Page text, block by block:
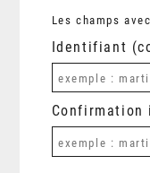
Les champs
Identifiant